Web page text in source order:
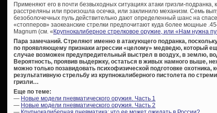
Применяют его в почти безвыходных ситуациях атаки гризли-подранка,
расстреляны или произошла осечка, или заклинило механизм. Семь
безоболочечных пуль действительно дают определенный шанс на
«стопперов» заокеанские стрелки предпочитают куда более мощные
Magnum (см. « Крупнокалиберное стрелковое оружие, или «Нам нужна
Пара замечаний. Стреляют именно в атакующего подранка,
по проявляющему признаки агрессии «целому» медведю, который
случае возможен предупредительный выстрел в воздух, в землю,
Вероятность, проявив выдержку, остаться в живых намного выше,
можно только позавидовать психофизической подготовке охотника,
результативную стрельбу из крупнокалиберного пистолета по
гризли…
Еще по теме:
— Новые модели пневматического оружия. Часть 1
— Новые модели пневматического оружия. Часть 2